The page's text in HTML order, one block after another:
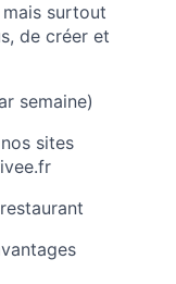
mais surtout
de créer et
semaine)
sites